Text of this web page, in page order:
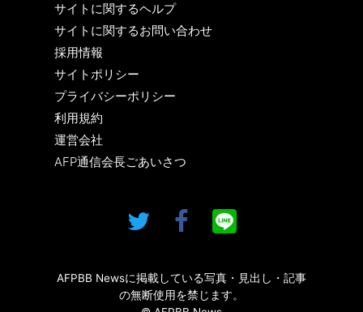
サイトに関するヘルプ
サイトに関するお問い合わせ
採用情報
サイトポリシー
プライバシーポリシー
利用規約
運営会社
AFP通信会長ごあいさつ
AFPBB Newsに掲載している写真・見出し・記事
の無断使用を禁じます。